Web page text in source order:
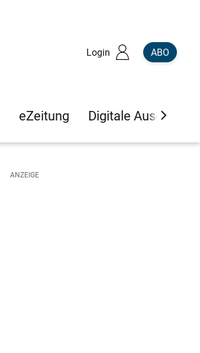
Login ABO
eZeitung Digitale Ausgaben